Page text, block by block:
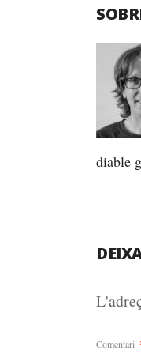
diable
Comentari